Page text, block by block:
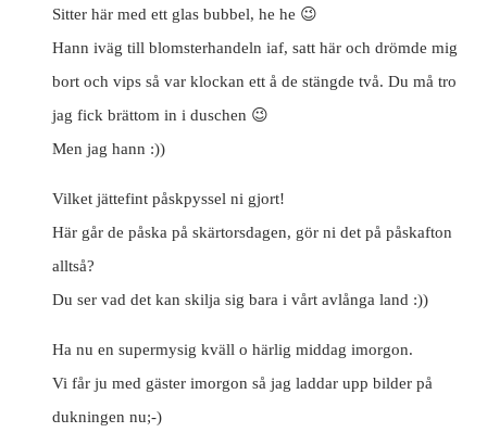
Sitter här med ett glas bubbel, he he 😉
Hann iväg till blomsterhandeln iaf, satt här och drömde mig
bort och vips så var klockan ett å de stängde två. Du må tro
jag fick brättom in i duschen 😉
Men jag hann :))
Vilket jättefint påskpyssel ni gjort!
Här går de påska på skärtorsdagen, gör ni det på påskafton
alltså?
Du ser vad det kan skilja sig bara i vårt avlånga land :))
Ha nu en supermysig kväll o härlig middag imorgon.
Vi får ju med gäster imorgon så jag laddar upp bilder på
dukningen nu;-)